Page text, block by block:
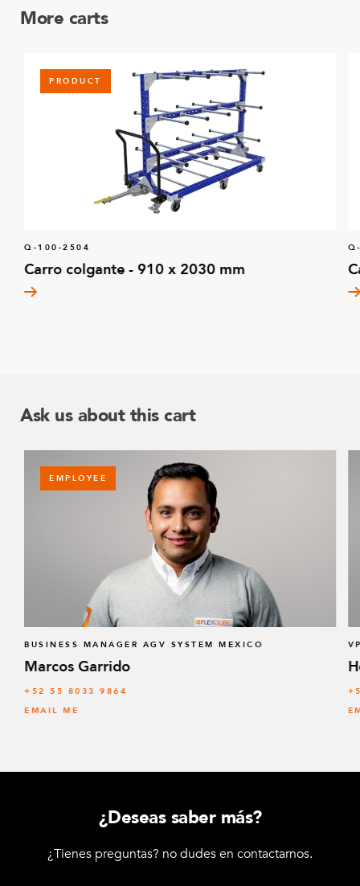
More carts
PRODUCT
Q-100-2504
Carro colgante - 910 x 2030 mm
Ask us about this cart
EMPLOYEE
BUSINESS MANAGER AGV SYSTEM MEXICO
Marcos Garrido
+52 55 8033 9864
EMAIL ME
¿Deseas saber más?
¿Tienes preguntas? no dudes en contactarnos.